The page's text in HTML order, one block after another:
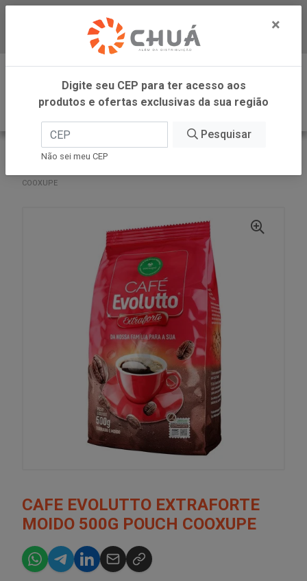
Baixe já nosso APP
0
INÍCIO
COOXUPE CAFES
COOXUPE
CAFE EVOLUTTO EXTRAFORTE
MOIDO 500G POUCH COOXUPE
×
Digite seu CEP para ter acesso aos
produtos e ofertas exclusivas da sua região
Pesquisar
Não sei meu CEP